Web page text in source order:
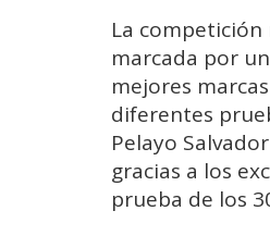
La
marcada por
mejores
diferentes
Pelayo
gracias a los
prueba de los